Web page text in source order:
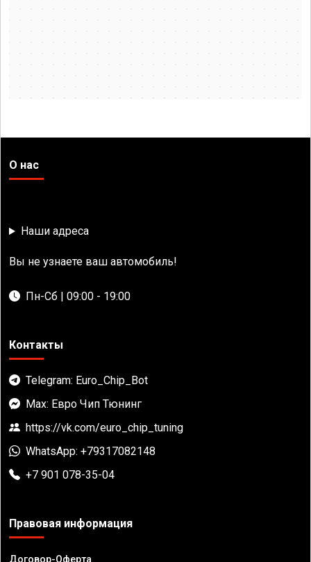
О нас
Наши адреса
Вы не узнаете ваш автомобиль!
Пн-Сб | 09:00 - 19:00
Контакты
Telegram: Euro_Chip_Bot
Max: Евро Чип Тюнинг
https://vk.com/euro_chip_tuning
WhatsApp: +79317082148
+7 901 078-35-04
Правовая информация
Договор-Оферта